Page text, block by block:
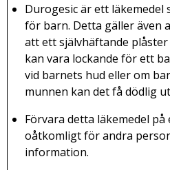
Durogesic är ett läkemedel
för barn. Detta gäller även
att ett självhäftande
kan vara lockande för ett
vid barnets hud eller om
munnen kan det få dödlig
Förvara detta läkemedel
oåtkomligt för andra
information.